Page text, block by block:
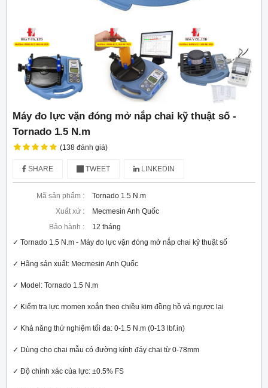
Máy đo lực vặn đóng mở nắp chai kỹ thuật số -
Tornado 1.5 N.m
(138 đánh giá)
SHARE TWEET LINKEDIN
Mã sản phẩm :
Tornado 1.5 N.m
Xuất xứ :
Mecmesin Anh Quốc
Bảo hành :
12 tháng
✓ Tornado 1.5 N.m - Máy đo lực vặn đóng mở nắp chai kỹ thuật số
✓ Hãng sản xuất: Mecmesin Anh Quốc
✓ Model: Tornado 1.5 N.m
✓ Kiểm tra lực momen xoắn theo chiều kim đồng hồ và ngược lại
✓ Khả năng thử nghiệm tối đa: 0-1.5 N.m (0-13 lbf.in)
✓ Dùng cho chai mẫu có đường kính đáy chai từ 0-78mm
✓ Độ chính xác của lực: ±0.5% FS